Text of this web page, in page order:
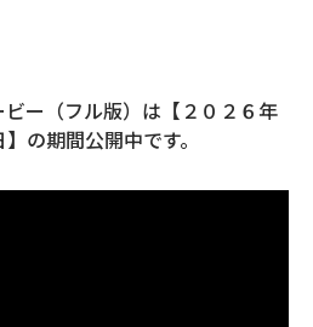
ー（フル版）は【２０２６年
の期間公開中です。